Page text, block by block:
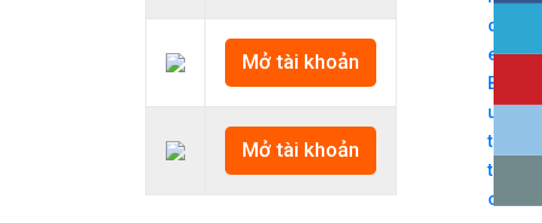
Mở tài khoản
Mở tài khoản